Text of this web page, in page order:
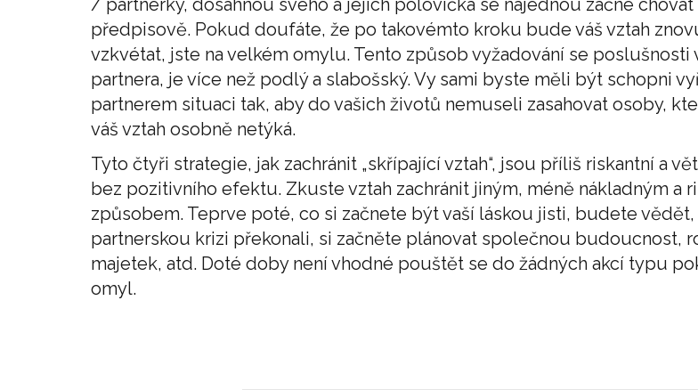
/ partnerky, dosáhnou svého a jejich polovička se najednou začne chovat
předpisově. Pokud doufáte, že po takovémto kroku bude váš vztah
vzkvétat, jste na velkém omylu. Tento způsob vyžadování se poslušnosti
partnera, je více než podlý a slabošský. Vy sami byste měli být schopni
partnerem situaci tak, aby do vašich životů nemuseli zasahovat osoby,
váš vztah osobně netýká.
Tyto čtyři strategie, jak zachránit „skřípající vztah“, jsou příliš riskantní a
bez pozitivního efektu. Zkuste vztah zachránit jiným, méně nákladným a
způsobem. Teprve poté, co si začnete být vaší láskou jisti, budete vědět,
partnerskou krizi překonali, si začněte plánovat společnou budoucnost,
majetek, atd. Doté doby není vhodné pouštět se do žádných akcí typu
omyl.